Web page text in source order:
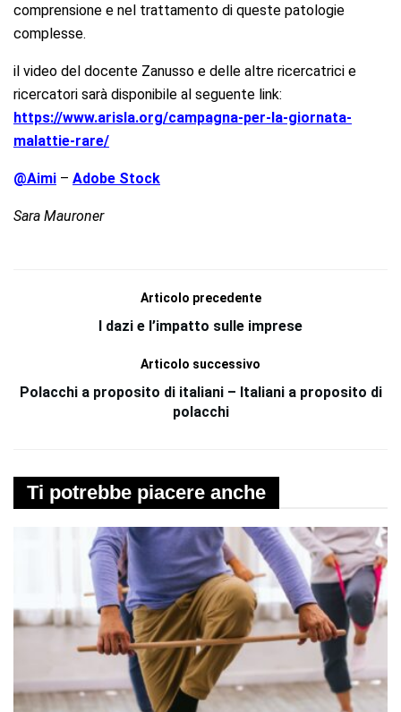
comprensione e nel trattamento di queste patologie
complesse.
il video del docente Zanusso e delle altre ricercatrici e
ricercatori sarà disponibile al seguente link:
https://www.arisla.org/campagna-per-la-giornata-
malattie-rare/
@Aimi – Adobe Stock
Sara Mauroner
Articolo precedente
I dazi e l’impatto sulle imprese
Articolo successivo
Polacchi a proposito di italiani – Italiani a proposito di
polacchi
Ti potrebbe piacere anche